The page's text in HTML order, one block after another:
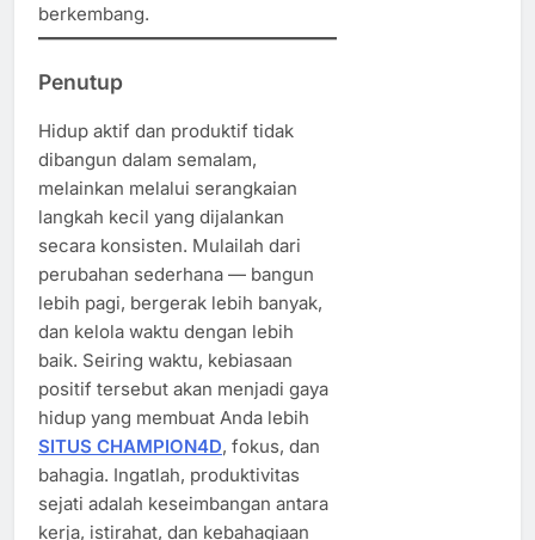
berkembang.
Penutup
Hidup aktif dan produktif tidak
dibangun dalam semalam,
melainkan melalui serangkaian
langkah kecil yang dijalankan
secara konsisten. Mulailah dari
perubahan sederhana — bangun
lebih pagi, bergerak lebih banyak,
dan kelola waktu dengan lebih
baik. Seiring waktu, kebiasaan
positif tersebut akan menjadi gaya
hidup yang membuat Anda lebih
SITUS CHAMPION4D, fokus, dan
bahagia. Ingatlah, produktivitas
sejati adalah keseimbangan antara
kerja, istirahat, dan kebahagiaan